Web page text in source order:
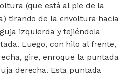
(que está al pie de la
tirando de la envoltura hacia
izquierda y tejiéndola
Luego, con hilo al frente,
gire, enroque la puntada
derecha. Esta puntada